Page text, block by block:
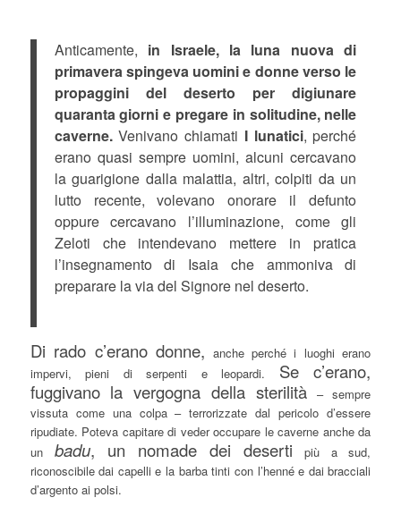
Anticamente, in Israele, la luna nuova di
primavera spingeva uomini e donne verso le
propaggini del deserto per digiunare
quaranta giorni e pregare in solitudine, nelle
caverne.Venivano chiamati I lunatici, perché
erano quasi sempre uomini, alcuni cercavano
la guarigione dalla malattia, altri, colpiti da un
lutto recente, volevano onorare il defunto
oppure cercavano l’illuminazione, come gli
Zeloti che intendevano mettere in pratica
l’insegnamento di Isaia che ammoniva di
preparare la via del Signore nel deserto.
Di rado c’erano donne, anche perché i luoghi erano
impervi, pieni di serpenti e leopardi. Se c’erano,
fuggivano la vergogna della sterilità– sempre
vissuta come una colpa – terrorizzate dal pericolo d’essere
ripudiate. Poteva capitare di veder occupare le caverne anche da
unbadu, un nomade dei deserti più a sud,
riconoscibile dai capelli e la barba tinti con l’henné e dai bracciali
d’argento ai polsi.